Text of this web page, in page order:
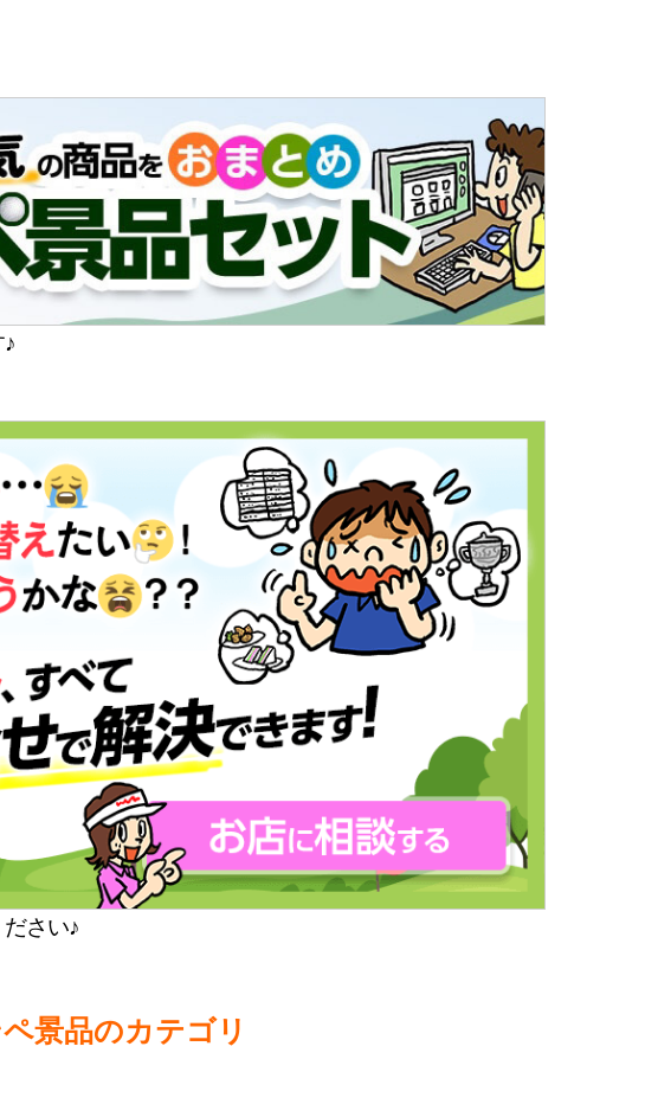
さい♪
景品のカテゴリ